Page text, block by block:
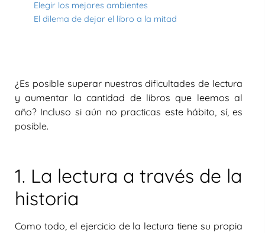
Elegir los mejores ambientes
El dilema de dejar el libro a la mitad
¿Es posible superar nuestras dificultades de lectura
y aumentar la cantidad de libros que leemos al
año? Incluso si aún no practicas este hábito, sí, es
posible.
1. La lectura a través de la
historia
Como todo, el ejercicio de la lectura tiene su propia